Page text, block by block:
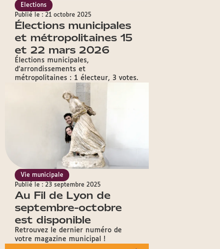
Elections
Publié le : 21 octobre 2025
Élections municipales
et métropolitaines 15
et 22 mars 2026
Élections municipales,
d'arrondissements et
métropolitaines : 1 électeur, 3 votes.
Vie municipale
Publié le : 23 septembre 2025
Au Fil de Lyon de
septembre-octobre
est disponible
Retrouvez le dernier numéro de
votre magazine municipal !